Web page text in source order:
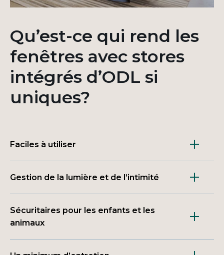
Qu’est-ce qui rend les
fenêtres avec stores
intégrés d’ODL si
uniques?
Faciles à utiliser
Gestion de la lumière et de l’intimité
Sécuritaires pour les enfants et les
animaux